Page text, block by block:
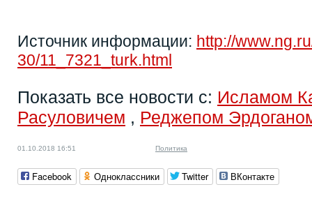
Источник информации: http://
30/11_7321_turk.html
Показать все новости с: Исламом
Расуловичем , Реджепом
01.10.2018 16:51 Политика
Facebook Одноклассники Twitter ВКонтакте